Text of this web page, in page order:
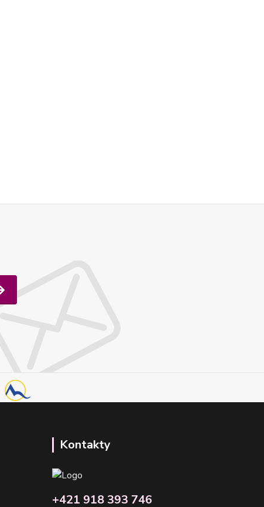
Kontakty
+421 918 393 746